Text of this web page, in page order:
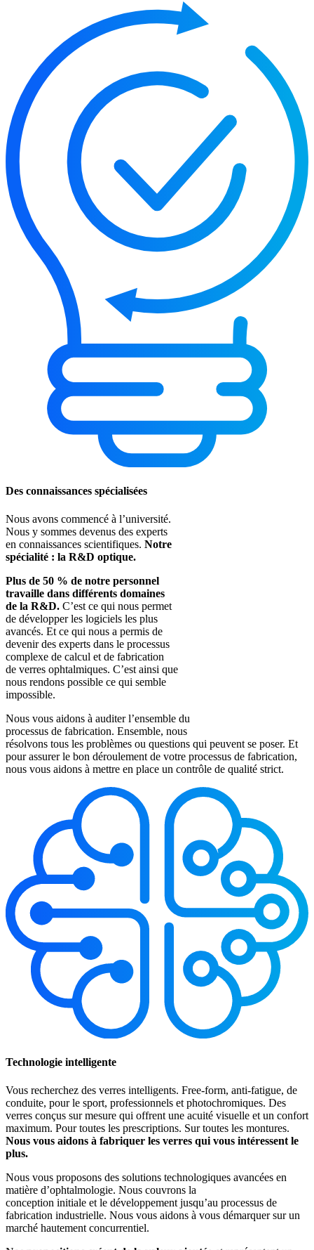
Des connaissances spécialisées
Nous avons commencé à l’université.
Nous y sommes devenus des experts
en connaissances scientifiques. Notre
spécialité : la R&D optique.
Plus de 50 % de notre personnel
travaille dans différents domaines
de la R&D. C’est ce qui nous permet
de développer les logiciels les plus
avancés. Et ce qui nous a permis de
devenir des experts dans le processus
complexe de calcul et de fabrication
de verres ophtalmiques. C’est ainsi que
nous rendons possible ce qui semble
impossible.
Nous vous aidons à auditer l’ensemble du
processus de fabrication. Ensemble, nous
résolvons tous les problèmes ou questions qui peuvent se poser. Et
pour assurer le bon déroulement de votre processus de fabrication,
nous vous aidons à mettre en place un contrôle de qualité strict.
Technologie intelligente
Vous recherchez des verres intelligents. Free-form, anti-fatigue, de
conduite, pour le sport, professionnels et photochromiques. Des
verres conçus sur mesure qui offrent une acuité visuelle et un confort
maximum. Pour toutes les prescriptions. Sur toutes les montures.
Nous vous aidons à fabriquer les verres qui vous intéressent le
plus.
Nous vous proposons des solutions technologiques avancées en
matière d’ophtalmologie. Nous couvrons la
conception initiale et le développement jusqu’au processus de
fabrication industrielle. Nous vous aidons à vous démarquer sur un
marché hautement concurrentiel.